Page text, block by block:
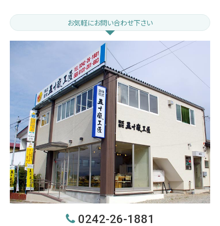
お気軽にお問い合わせ下さい
0242-26-1881